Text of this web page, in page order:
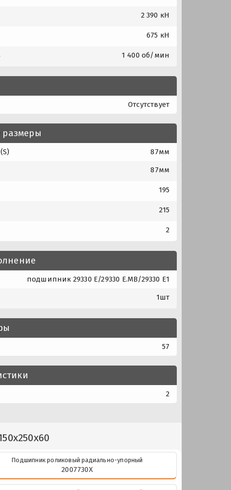
2 390 кН
675 кН
1 400 об/мин
Отсутствует
87мм
87мм
195
215
2
подшипник 29330 E/29330 E.MB/29330 E1
1шт
57
2
Подшипник роликовый радиально-упорный
2007730Х